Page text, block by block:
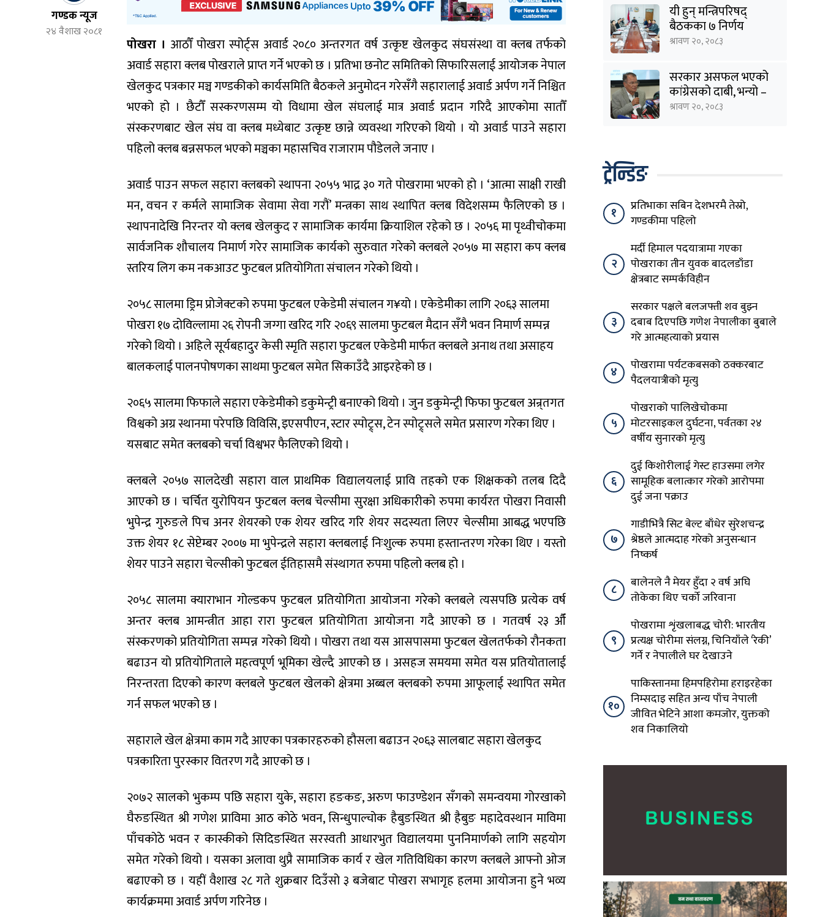
गण्डक न्यूज
२४ वैशाख २०८१
पोखरा । आठौँ पोखरा स्पोर्ट्स अवार्ड २०८० अन्तरगत वर्ष उत्कृष्ट खेलकुद संघसंस्था वा क्लब तर्फको
अवार्ड सहारा क्लब पोखराले प्राप्त गर्ने भएको छ । प्रतिभा छनोट समितिको सिफारिसलाई आयोजक नेपाल
खेलकुद पत्रकार मञ्च गण्डकीको कार्यसमिति बैठकले अनुमोदन गरेसँगै सहारालाई अवार्ड अर्पण गर्ने निश्चित
भएको हो । छैटौँ सस्करणसम्म यो विधामा खेल संघलाई मात्र अवार्ड प्रदान गरिदै आएकोमा सातौँ
संस्करणबाट खेल संघ वा क्लब मध्येबाट उत्कृष्ट छान्ने व्यवस्था गरिएको थियो । यो अवार्ड पाउने सहारा
पहिलो क्लब बन्नसफल भएको मञ्चका महासचिव राजाराम पौडेलले जनाए ।
अवार्ड पाउन सफल सहारा क्लबको स्थापना २०५५ भाद्र ३० गते पोखरामा भएको हो । ‘आत्मा साक्षी राखी
मन, वचन र कर्मले सामाजिक सेवामा सेवा गरौं’ मन्त्रका साथ स्थापित क्लब विदेशसम्म फैलिएको छ ।
स्थापनादेखि निरन्तर यो क्लब खेलकुद र सामाजिक कार्यमा क्रियाशिल रहेको छ । २०५६ मा पृथ्वीचोकमा
सार्वजनिक शौचालय निमार्ण गरेर सामाजिक कार्यको सुरुवात गरेको क्लबले २०५७ मा सहारा कप क्लब
स्तरिय लिग कम नकआउट फुटबल प्रतियोगिता संचालन गरेको थियो ।
२०५८ सालमा ड्रिम प्रोजेक्टको रुपमा फुटबल एकेडेमी संचालन ग¥यो । एकेडेमीका लागि २०६३ सालमा
पोखरा १७ दोविल्लामा २६ रोपनी जग्गा खरिद गरि २०६९ सालमा फुटबल मैदान सँगै भवन निमार्ण सम्पन्न
गरेको थियो । अहिले सूर्यबहादुर केसी स्मृति सहारा फुटबल एकेडेमी मार्फत क्लबले अनाथ तथा असाहय
बालकलाई पालनपोषणका साथमा फुटबल समेत सिकाउँदै आइरहेको छ ।
२०६५ सालमा फिफाले सहारा एकेडेमीको डकुमेन्ट्री बनाएको थियो । जुन डकुमेन्ट्री फिफा फुटबल अन्र्तगत
विश्वको अग्र स्थानमा परेपछि विविसि, इएसपीएन, स्टार स्पोट्र्स, टेन स्पोट्र्सले समेत प्रसारण गरेका थिए ।
यसबाट समेत क्लबको चर्चा विश्वभर फैलिएको थियो ।
क्लबले २०५७ सालदेखी सहारा वाल प्राथमिक विद्यालयलाई प्रावि तहको एक शिक्षकको तलब दिदै
आएको छ । चर्चित युरोपियन फुटबल क्लब चेल्सीमा सुरक्षा अधिकारीको रुपमा कार्यरत पोखरा निवासी
भुपेन्द्र गुरुङले पिच अनर शेयरको एक शेयर खरिद गरि शेयर सदस्यता लिएर चेल्सीमा आबद्ध भएपछि
उक्त शेयर १८ सेप्टेम्बर २००७ मा भुपेन्द्रले सहारा क्लबलाई निःशुल्क रुपमा हस्तान्तरण गरेका थिए । यस्तो
शेयर पाउने सहारा चेल्सीको फुटबल ईतिहासमै संस्थागत रुपमा पहिलो क्लब हो ।
२०५८ सालमा क्याराभान गोल्डकप फुटबल प्रतियोगिता आयोजना गरेको क्लबले त्यसपछि प्रत्येक वर्ष
अन्तर क्लब आमन्त्रीत आहा रारा फुटबल प्रतियोगिता आयोजना गदै आएको छ । गतवर्ष २३ औँ
संस्करणको प्रतियोगिता सम्पन्न गरेको थियो । पोखरा तथा यस आसपासमा फुटबल खेलतर्फको रौनकता
बढाउन यो प्रतियोगिताले महत्वपूर्ण भूमिका खेल्दै आएको छ । असहज समयमा समेत यस प्रतियोतालाई
निरन्तरता दिएको कारण क्लबले फुटबल खेलको क्षेत्रमा अब्बल क्लबको रुपमा आफूलाई स्थापित समेत
गर्न सफल भएको छ ।
सहाराले खेल क्षेत्रमा काम गदै आएका पत्रकारहरुको हौसला बढाउन २०६३ सालबाट सहारा खेलकुद
पत्रकारिता पुरस्कार वितरण गदै आएको छ ।
२०७२ सालको भुकम्प पछि सहारा युके, सहारा हङकङ, अरुण फाउण्डेशन सँगको समन्वयमा गोरखाको
घैरुङस्थित श्री गणेश प्राविमा आठ कोठे भवन, सिन्धुपाल्चोक हैबुङस्थित श्री हैबुङ महादेवस्थान माविमा
पाँचकोठे भवन र कास्कीको सिदिङस्थित सरस्वती आधारभुत विद्यालयमा पुननिमार्णको लागि सहयोग
समेत गरेको थियो । यसका अलावा थुप्रै सामाजिक कार्य र खेल गतिविधिका कारण क्लबले आफ्नो ओज
बढाएको छ । यहीं वैशाख २८ गते शुक्रबार दिउँसो ३ बजेबाट पोखरा सभागृह हलमा आयोजना हुने भव्य
कार्यक्रममा अवार्ड अर्पण गरिनेछ ।
यी हुन् मन्त्रिपरिषद्
बैठकका ७ निर्णय
श्रावण २०, २०८३
सरकार असफल भएको
कांग्रेसको दाबी, भन्यो –
‘जनविश्वासको संकटमा
श्रावण २०, २०८३
ट्रेन्डिङ
१
प्रतिभाका सबिन देशभरमै तेस्रो,
गण्डकीमा पहिलो
२
मर्दी हिमाल पदयात्रामा गएका
पोखराका तीन युवक बादलडाँडा
क्षेत्रबाट सम्पर्कविहीन
३
सरकार पक्षले बलजफ्ती शव बुझ्न
दबाब दिएपछि गणेश नेपालीका बुबाले
गरे आत्महत्याको प्रयास
४
पोखरामा पर्यटकबसको ठक्करबाट
पैदलयात्रीको मृत्यु
५
पोखराको पालिखेचोकमा
मोटरसाइकल दुर्घटना, पर्वतका २४
वर्षीय सुनारको मृत्यु
६
दुई किशोरीलाई गेस्ट हाउसमा लगेर
सामूहिक बलात्कार गरेको आरोपमा
दुई जना पक्राउ
७
गाडीभित्रै सिट बेल्ट बाँधेर सुरेशचन्द्र
श्रेष्ठले आत्मदाह गरेको अनुसन्धान
निष्कर्ष
८
बालेनले नै मेयर हुँदा २ वर्ष अघि
तोकेका थिए चर्को जरिवाना
९
पोखरामा शृंखलाबद्ध चोरी: भारतीय
प्रत्यक्ष चोरीमा संलग्न, चिनियाँले ‘रेकी’
गर्ने र नेपालीले घर देखाउने
१०
पाकिस्तानमा हिमपहिरोमा हराइरहेका
निम्सदाइ सहित अन्य पाँच नेपाली
जीवित भेटिने आशा कमजोर, युक्तको
शव निकालियो